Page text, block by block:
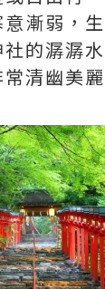
漸弱，
的潺潺
清幽美